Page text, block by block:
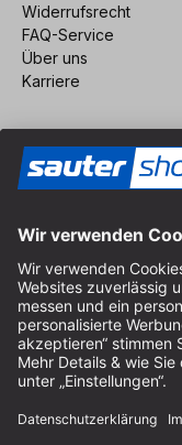
Widerrufsrecht
FAQ-Service
Über uns
Karriere
Impressum
AGB
Datenschutz
Cookie-Einstellungen
© 2026 sauter GmbH